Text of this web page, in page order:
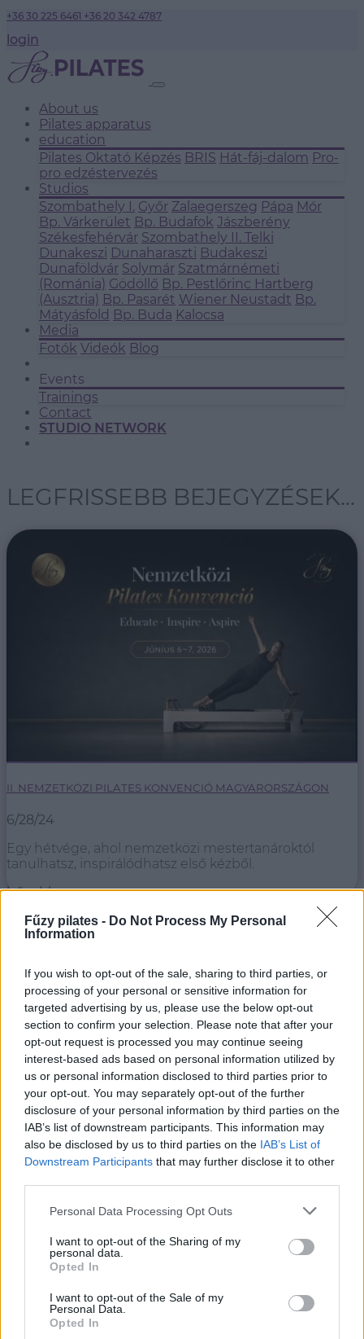
Fűzy pilates - Do Not Process My Personal
Information
If you wish to opt-out of the sale, sharing to third parties, or
processing of your personal or sensitive information for
targeted advertising by us, please use the below opt-out
section to confirm your selection. Please note that after your
opt-out request is processed you may continue seeing
interest-based ads based on personal information utilized by
us or personal information disclosed to third parties prior to
your opt-out. You may separately opt-out of the further
disclosure of your personal information by third parties on the
IAB’s list of downstream participants. This information may
also be disclosed by us to third parties on the IAB’s List of
Downstream Participants that may further disclose it to other
Personal Data Processing Opt Outs
I want to opt-out of the Sharing of my
personal data.
Opted In
I want to opt-out of the Sale of my
Personal Data.
Opted In
+36 30 225 6461 +36 20 342 4787
login
About us
Pilates apparatus
education
Pilates Oktató Képzés BRIS Hát-fáj-dalom Pro-
pro edzéstervezés
Studios
Szombathely I. Győr Zalaegerszeg Pápa Mór
Bp. Várkerület Bp. Budafok Jászberény
Székesfehérvár Szombathely II. Telki
Dunakeszi Dunaharaszti Budakeszi
Dunaföldvár Solymár Szatmárnémeti
(Románia) Gödöllő Bp. Pestlőrinc Hartberg
(Ausztria) Bp. Pasarét Wiener Neustadt Bp.
Mátyásföld Bp. Buda Kalocsa
Media
Fotók Videók Blog
Events
Trainings
Contact
STUDIO NETWORK
LEGFRISSEBB BEJEGYZÉSEK...
II. NEMZETKÖZI PILATES KONVENCIÓ MAGYARORSZÁGON
6/28/24
Egy hétvége, ahol nemzetközi mestertanároktól
tanulhatsz, inspirálódhatsz első kézből.
bővebben
PILATES A STRESSZ NEGATÍV HATÁSAI ELLEN
6/28/24
Egy jól feléíptett Pilates óra után megkönnyebbül a
bővebben